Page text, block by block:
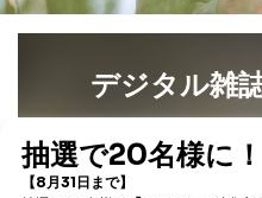
番号、金融機関の名称あ
期限など、商品のお届け
せていただく場合がありま
A.開示等の求めの申し出
し付けください。開示等の
く書面等については、その
デジタル雑
書籍）が無